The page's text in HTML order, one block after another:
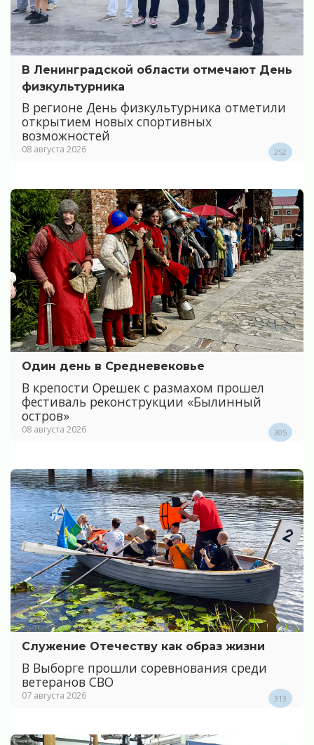
В Ленинградской области отмечают День
физкультурника
В регионе День физкультурника отметили
открытием новых спортивных
возможностей
08 августа 2026 252
Один день в Средневековье
В крепости Орешек с размахом прошел
фестиваль реконструкции «Былинный
остров»
08 августа 2026 305
Служение Отечеству как образ жизни
В Выборге прошли соревнования среди
ветеранов СВО
07 августа 2026 313